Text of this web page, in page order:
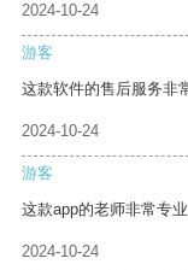
2024-10-24
游客
这款软件的售后服务非
2024-10-24
游客
这款app的老师非常专
2024-10-24